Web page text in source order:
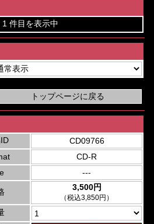
1 件目を表示中
CD09766
CD-R
---
3,500円
（税込3,850円）